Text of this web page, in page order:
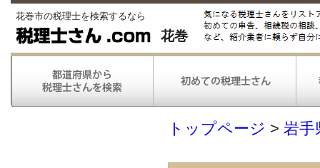
花巻市の税理士を検索するなら
花巻
トップページ > 岩手